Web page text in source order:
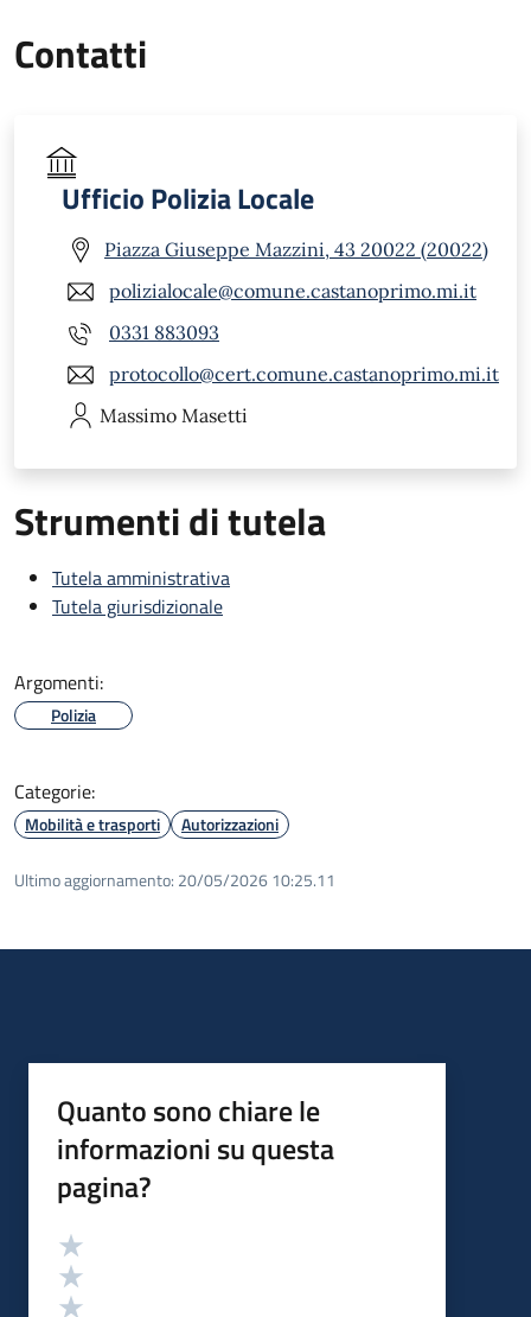
Contatti
Ufficio Polizia Locale
Piazza Giuseppe Mazzini, 43 20022 (20022)
polizialocale@comune.castanoprimo.mi.it
0331 883093
protocollo@cert.comune.castanoprimo.mi.it
Massimo Masetti
Strumenti di tutela
Tutela amministrativa
Tutela giurisdizionale
Argomenti:
Polizia
Categorie:
Mobilità e trasporti Autorizzazioni
Ultimo aggiornamento: 20/05/2026 10:25.11
Quanto sono chiare le
informazioni su questa
pagina?
Valutazione